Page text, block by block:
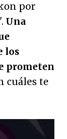
por
Una
los
prometen
cuáles te